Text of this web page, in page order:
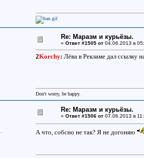
Re: Маразм и курьёзы.
« Ответ #1505 от04.06.2013 в
2Korchy: Лёва в Рекламе дал ссылку
Don't worry, be happy.
Re: Маразм и курьёзы.
« Ответ #1506 от07.06.2013 в
А что, собсно не так? Я не догоняю